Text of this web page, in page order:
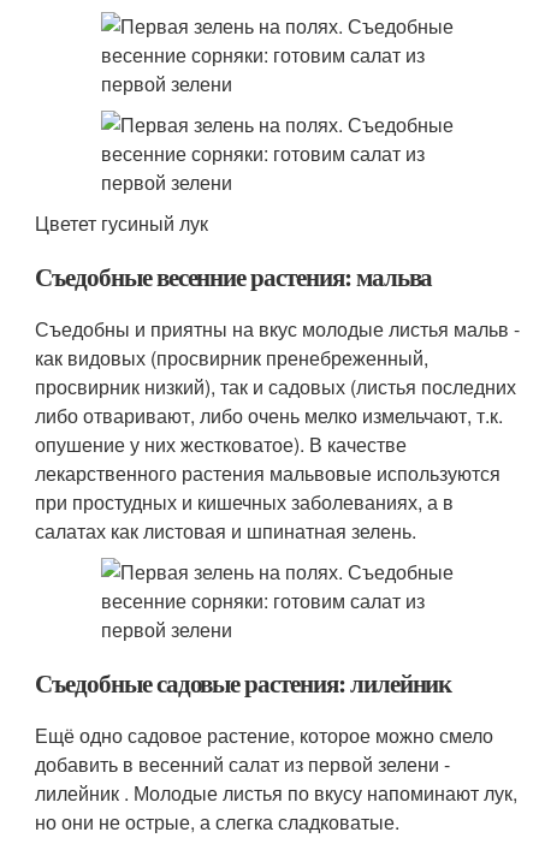
Цветет гусиный лук
Съедобные весенние растения: мальва
Съедобны и приятны на вкус молодые листья мальв -
как видовых (просвирник пренебреженный,
просвирник низкий), так и садовых (листья последних
либо отваривают, либо очень мелко измельчают, т.к.
опушение у них жестковатое). В качестве
лекарственного растения мальвовые используются
при простудных и кишечных заболеваниях, а в
салатах как листовая и шпинатная зелень.
Съедобные садовые растения: лилейник
Ещё одно садовое растение, которое можно смело
добавить в весенний салат из первой зелени -
лилейник . Молодые листья по вкусу напоминают лук,
но они не острые, а слегка сладковатые.